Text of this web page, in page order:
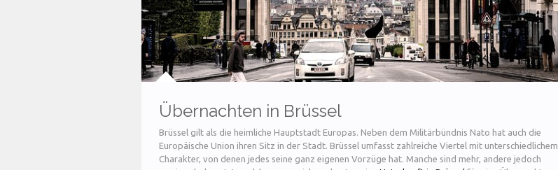
Übernachten in Brüssel
Brüssel gilt als die heimliche Hauptstadt Europas. Neben dem Militärbündnis Nato hat auch die
Europäische Union ihren Sitz in der Stadt. Brüssel umfasst zahlreiche Viertel mit unterschiedlichem
Charakter, von denen jedes seine ganz eigenen Vorzüge hat. Manche sind mehr, andere jedoch